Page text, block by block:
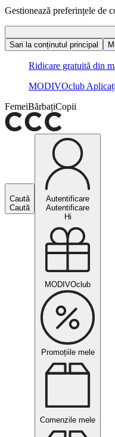
Gestionează preferințele de
Sari la conținutul principal
Ridicare gratuită din
MODIVOclub
FemeiBărbațiCopii
Caută
Caută
Autentificare
Autentificare
Hi
MODIVOclub
Promoțiile mele
Comenzile mele